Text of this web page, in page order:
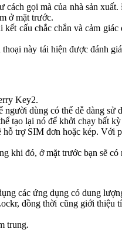
gọi mà của nhà sản
ở mặt trước.
cấu chắc chắn và cảm
này tái hiện được đánh
Key2.
dùng có thể dễ dàng sử
tạo lại nó để khởi chạy bất
trợ SIM đơn hoặc kép. Với
khi đó, ở mặt trước bạn sẽ có
các ứng dụng có dung
đồng thời cũng giới thiệu
trung.